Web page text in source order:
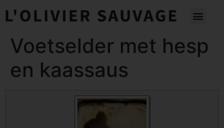
Voetselder met hesp
en kaassaus